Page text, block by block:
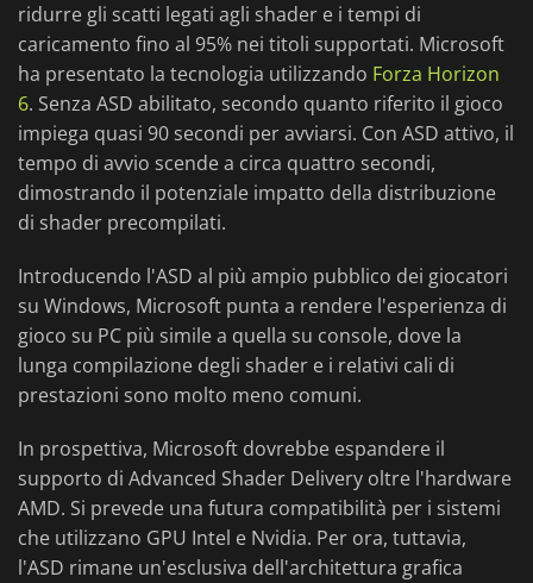
ridurre gli scatti legati agli shader e i tempi di
caricamento fino al 95% nei titoli supportati. Microsoft
ha presentato la tecnologia utilizzando Forza Horizon
6. Senza ASD abilitato, secondo quanto riferito il gioco
impiega quasi 90 secondi per avviarsi. Con ASD attivo, il
tempo di avvio scende a circa quattro secondi,
dimostrando il potenziale impatto della distribuzione
di shader precompilati.
Introducendo l'ASD al più ampio pubblico dei giocatori
su Windows, Microsoft punta a rendere l'esperienza di
gioco su PC più simile a quella su console, dove la
lunga compilazione degli shader e i relativi cali di
prestazioni sono molto meno comuni.
In prospettiva, Microsoft dovrebbe espandere il
supporto di Advanced Shader Delivery oltre l'hardware
AMD. Si prevede una futura compatibilità per i sistemi
che utilizzano GPU Intel e Nvidia. Per ora, tuttavia,
l'ASD rimane un'esclusiva dell'architettura grafica